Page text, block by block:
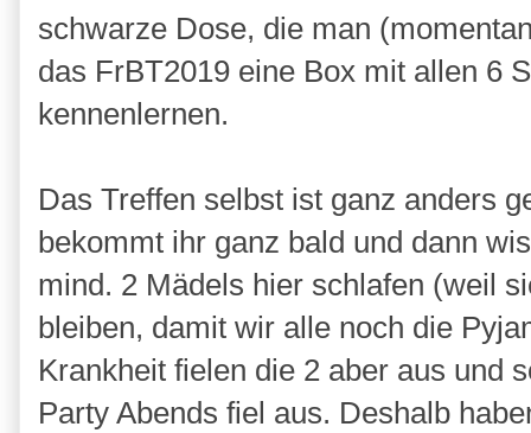
schwarze Dose, die man
das FrBT2019 eine Box mit allen 6
kennenlernen.
Das Treffen selbst ist ganz anders
bekommt ihr ganz bald und dann
mind. 2 Mädels hier schlafen (weil
bleiben, damit wir alle noch die
Krankheit fielen die 2 aber aus und
Party Abends fiel aus. Deshalb